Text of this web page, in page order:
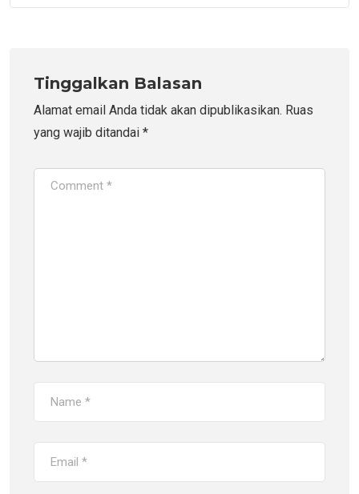
Tinggalkan Balasan
Alamat email Anda tidak akan dipublikasikan. Ruas
yang wajib ditandai *